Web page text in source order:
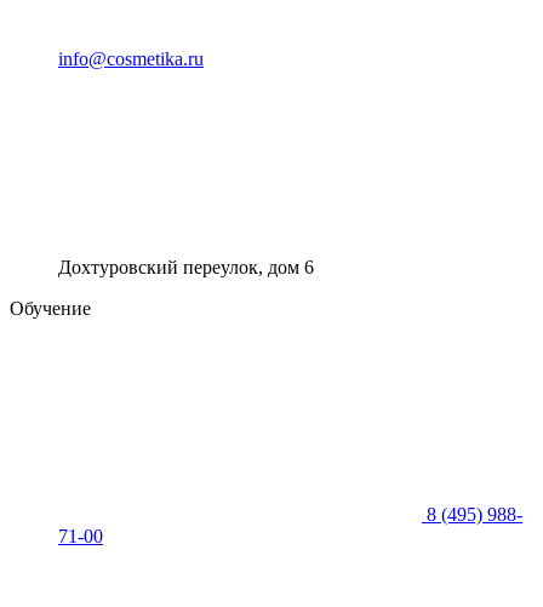
info@cosmetika.ru
Дохтуровский переулок, дом 6
Обучение
8 (495) 988-
71-00